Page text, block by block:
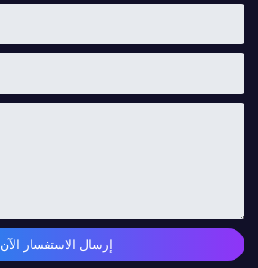
إرسال الاستفسار الآن